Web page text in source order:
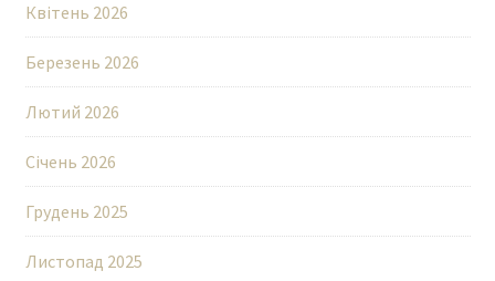
Квітень 2026
Березень 2026
Лютий 2026
Січень 2026
Грудень 2025
Листопад 2025